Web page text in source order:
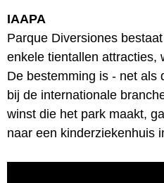
IAAPA
Parque Diversiones
enkele tientallen attracties,
De bestemming is - net als
bij de internationale
winst die het park maakt,
naar een kinderziekenhuis